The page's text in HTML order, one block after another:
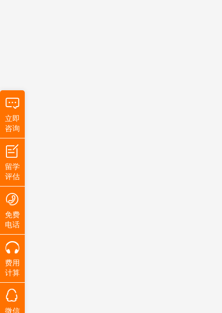
立即
咨询
留学
评估
免费
电话
费用
计算
微信